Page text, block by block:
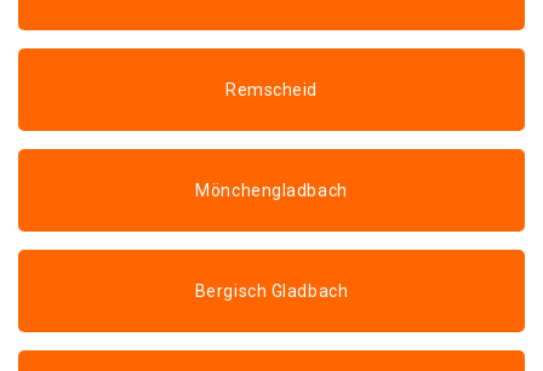
Remscheid
Mönchengladbach
Bergisch Gladbach